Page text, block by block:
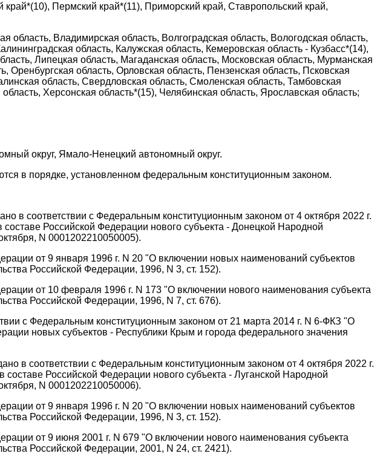
край*(10), Пермский край*(11), Приморский край, Ставропольский край,
область, Владимирская область, Волгоградская область, Вологодская область,
область, Калужская область, Кемеровская область - Кузбасс*(14),
Липецкая область, Магаданская область, Московская область, Мурманская
область, Орловская область, Пензенская область, Псковская
область, Свердловская область, Смоленская область, Тамбовская
Херсонская область*(15), Челябинская область, Ярославская область;
округ, Ямало-Ненецкий автономный округ.
в порядке, установленном федеральным конституционным законом.
в соответствии с Федеральным конституционным законом от 4 октября 2022 г.
Российской Федерации нового субъекта - Донецкой Народной
N 0001202210050005).
от 9 января 1996 г. N 20 "О включении новых наименований субъектов
Российской Федерации, 1996, N 3, ст. 152).
от 10 февраля 1996 г. N 173 "О включении нового наименования субъекта
Российской Федерации, 1996, N 7, ст. 676).
с Федеральным конституционным законом от 21 марта 2014 г. N 6-ФКЗ "О
новых субъектов - Республики Крым и города федерального значения
в соответствии с Федеральным конституционным законом от 4 октября 2022 г.
Российской Федерации нового субъекта - Луганской Народной
N 0001202210050006).
от 9 января 1996 г. N 20 "О включении новых наименований субъектов
Российской Федерации, 1996, N 3, ст. 152).
от 9 июня 2001 г. N 679 "О включении нового наименования субъекта
Российской Федерации, 2001, N 24, ст. 2421).